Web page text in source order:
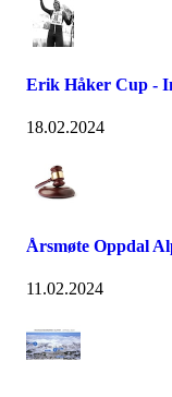
Erik Håker Cup -
18.02.2024
Årsmøte Oppdal
11.02.2024